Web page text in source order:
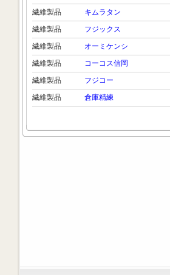
繊維製品
キムラタン
繊維製品
フジックス
繊維製品
オーミケンシ
繊維製品
コーコス信岡
繊維製品
フジコー
繊維製品
倉庫精練